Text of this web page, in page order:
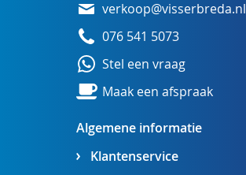
Algemene informatie
Klantenservice
verkoop@visserbreda.nl
076 541 5073
Stel een vraag
Maak een afspraak